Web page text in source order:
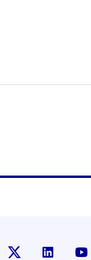
FacebookX